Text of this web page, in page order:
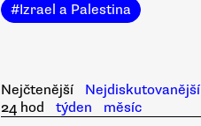
#Izrael a Palestina
Nejčtenější
Nejdiskutovanější
24 hod
týden
měsíc